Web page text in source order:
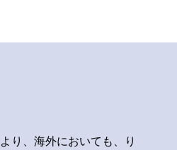
り、海外においても、り